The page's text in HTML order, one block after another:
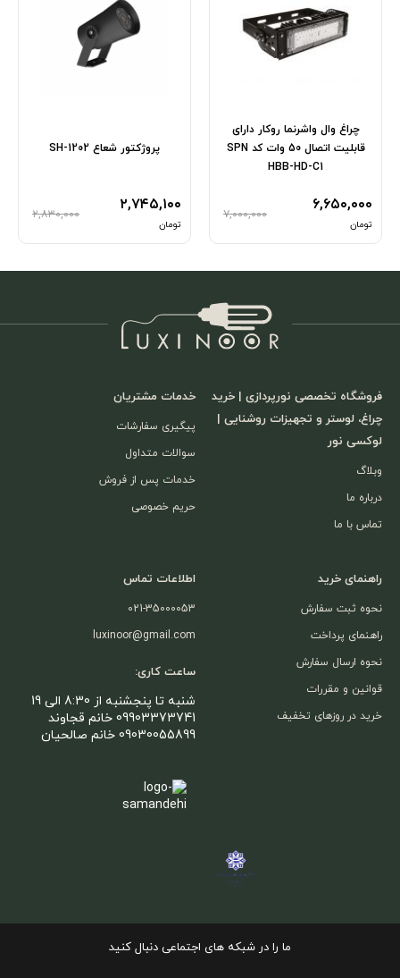
چراغ وال واشرنما روکار دارای
قابلیت اتصال 50 وات کد SPN
HBB-HD-C1
۶,۶۵۰,۰۰۰
تومان
۷,۰۰۰,۰۰۰
پروژکتور شعاع SH-1202
۲,۷۴۵,۱۰۰
تومان
۲,۸۳۰,۰۰۰
فروشگاه تخصصی نورپردازی | خرید
چراغ، لوستر و تجهیزات روشنایی |
لوکسی نور
وبلاگ
درباره ما
تماس با ما
خدمات مشتریان
پیگیری سفارشات
سوالات متداول
خدمات پس از فروش
حریم خصوصی
راهنمای خرید
نحوه ثبت سفارش
راهنمای پرداخت
نحوه ارسال سفارش
قوانین و مقررات
خرید در روزهای تخفیف
اطلاعات تماس
021-35000053
luxinoor@gmail.com
ساعت کاری:
شنبه تا پنجشنبه از 8:30 الی 19
09903373741 خانم قجاوند
09030055899 خانم صالحیان
ما را در شبکه های اجتماعی دنبال کنید